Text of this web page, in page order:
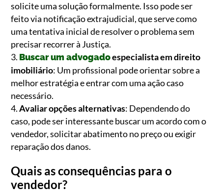
solicite uma solução formalmente. Isso pode ser
feito via notificação extrajudicial, que serve como
uma tentativa inicial de resolver o problema sem
precisar recorrer à Justiça.
Buscar um advogadoespecialista em direito
imobiliário: Um profissional pode orientar sobre a
melhor estratégia e entrar com uma ação caso
necessário.
Avaliar opções alternativas: Dependendo do
caso, pode ser interessante buscar um acordo com o
vendedor, solicitar abatimento no preço ou exigir
reparação dos danos.
Quais as consequências para o
vendedor?